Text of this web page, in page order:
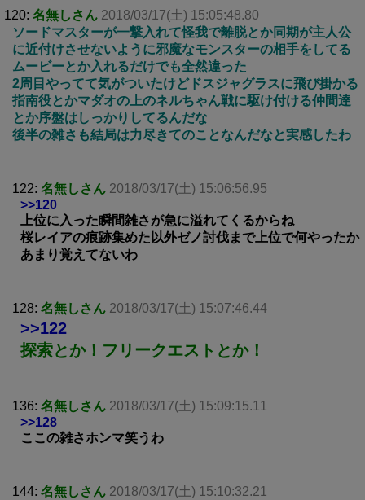
120: 名無しさん 2018/03/17(土) 15:05:48.80
ソードマスターが一撃入れて怪我で離脱とか同期が主人公
に近付けさせないように邪魔なモンスターの相手をしてる
ムービーとか入れるだけでも全然違った
2周目やってて気がついたけどドスジャグラスに飛び掛かる
指南役とかマダオの上のネルちゃん戦に駆け付ける仲間達
とか序盤はしっかりしてるんだな
後半の雑さも結局は力尽きてのことなんだなと実感したわ
122: 名無しさん 2018/03/17(土) 15:06:56.95
>>120
上位に入った瞬間雑さが急に溢れてくるからね
桜レイアの痕跡集めた以外ゼノ討伐まで上位で何やったか
あまり覚えてないわ
128: 名無しさん 2018/03/17(土) 15:07:46.44
>>122
探索とか！フリークエストとか！
136: 名無しさん 2018/03/17(土) 15:09:15.11
>>128
ここの雑さホンマ笑うわ
144: 名無しさん 2018/03/17(土) 15:10:32.21